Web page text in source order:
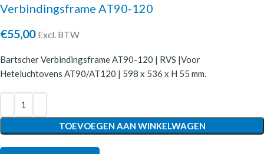
Verbindingsframe AT90-120
€55,00 Excl. BTW
Bartscher Verbindingsframe AT90-120 | RVS |Voor
Heteluchtovens AT90/AT120 | 598 x 536 x H 55 mm.
TOEVOEGEN AAN WINKELWAGEN